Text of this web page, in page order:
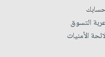
التسوق
الأمنيات